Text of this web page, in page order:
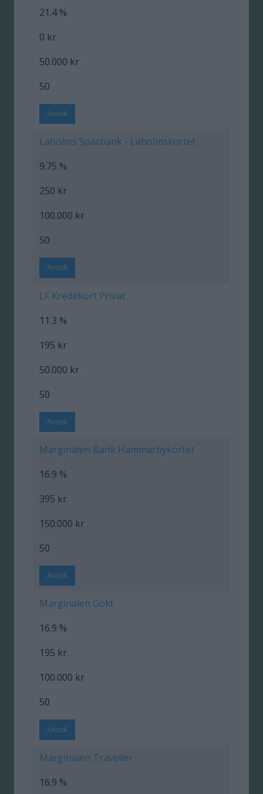
21.4 %
0 kr
50.000 kr
50
Ansök
Laholms Sparbank - Laholmskortet
9.75 %
250 kr
100.000 kr
50
Ansök
LF Kreditkort Privat
11.3 %
195 kr
50.000 kr
50
Ansök
Marginalen Bank Hammarbykortet
16.9 %
395 kr
150.000 kr
50
Ansök
Marginalen Gold
16.9 %
195 kr
100.000 kr
50
Ansök
Marginalen Traveller
16.9 %